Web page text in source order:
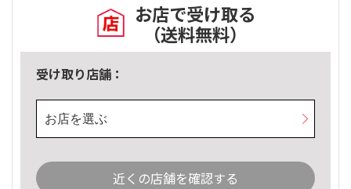
お店で受け取る
（送料無料）
受け取り店舗：
お店を選ぶ
近くの店舗を確認する